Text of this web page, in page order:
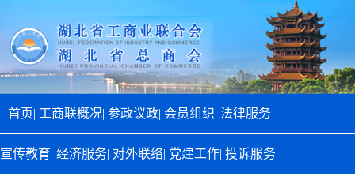
首页| 工商联概况| 参政议政| 会员组织| 法律服务
宣传教育| 经济服务| 对外联络| 党建工作| 投诉服务